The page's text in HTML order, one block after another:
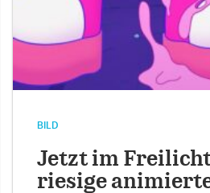
BILD
Jetzt im
riesige